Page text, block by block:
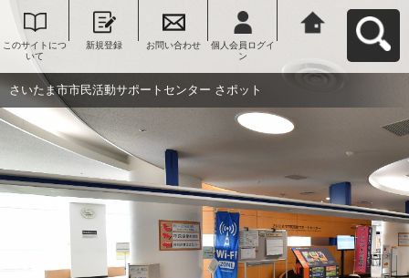
このサイトにつ
いて
新規登録 お問い合わせ
個人会員ログイ
ン
ンター さポット
へ戻る
さいたま市市民活動サポートセンター さポット